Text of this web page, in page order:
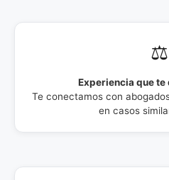
⚖️
Experiencia que
Te conectamos con
en casos